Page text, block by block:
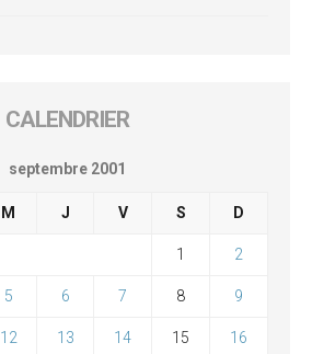
CALENDRIER
septembre 2001
M J V S D
1 2
5 6 7 8 9
12 13 14 15 16